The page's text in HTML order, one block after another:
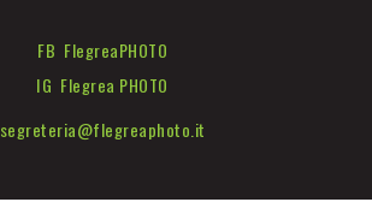
FB FlegreaPHOTO
IG Flegrea PHOTO
segreteria@flegreaphoto.it